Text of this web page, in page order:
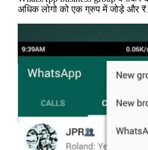
अधिक लोगो को एक ग्रुप में जोड़े और